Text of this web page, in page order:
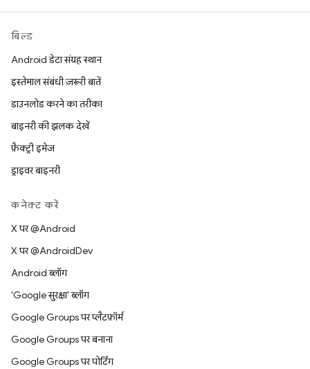
बिल्ड
Android डेटा संग्रह स्थान
इस्तेमाल संबंधी ज़रूरी बातें
डाउनलोड करने का तरीका
बाइनरी की झलक देखें
फ़ैक्ट्री इमेज
ड्राइवर बाइनरी
कनेक्ट करें
X पर @Android
X पर @AndroidDev
Android ब्लॉग
'Google सुरक्षा' ब्लॉग
Google Groups पर प्लैटफ़ॉर्म
Google Groups पर बनाना
Google Groups पर पोर्टिंग